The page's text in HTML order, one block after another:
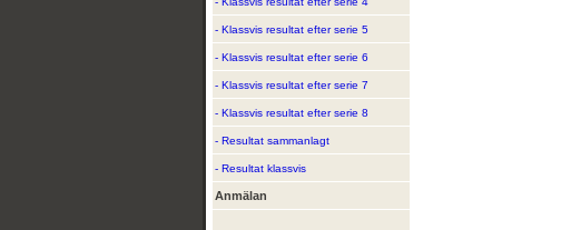
- Klassvis resultat efter serie 5
- Klassvis resultat efter serie 6
- Klassvis resultat efter serie 7
- Klassvis resultat efter serie 8
- Resultat sammanlagt
- Resultat klassvis
Anmälan